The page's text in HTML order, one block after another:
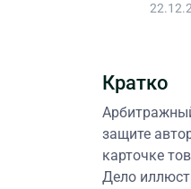
Кратко
защите
карточке
Дело